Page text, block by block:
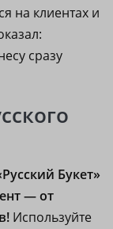
на клиентах и
сразу
Букет»
— от
Используйте